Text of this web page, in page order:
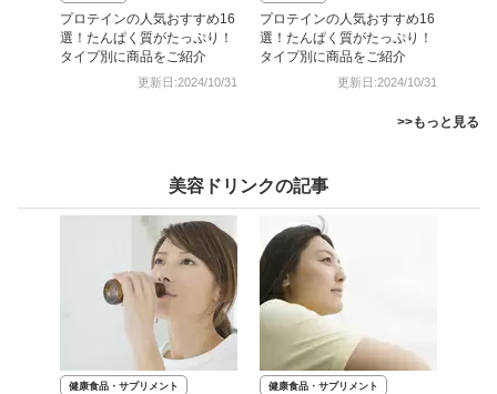
プロテインの人気おすすめ16
選！たんぱく質がたっぷり！
タイプ別に商品をご紹介
更新日:2024/10/31
プロテインの人気おすすめ16
選！たんぱく質がたっぷり！
タイプ別に商品をご紹介
更新日:2024/10/31
>>もっと見る
美容ドリンクの記事
健康食品・サプリメント 健康食品・サプリメント